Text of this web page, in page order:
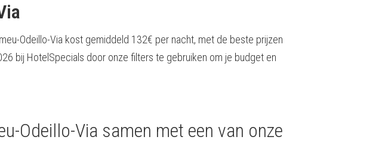
Odeillo-Via kost gemiddeld 132€ per nacht, met de beste prijzen
bij HotelSpecials door onze filters te gebruiken om je budget en
Odeillo-Via samen met een van onze